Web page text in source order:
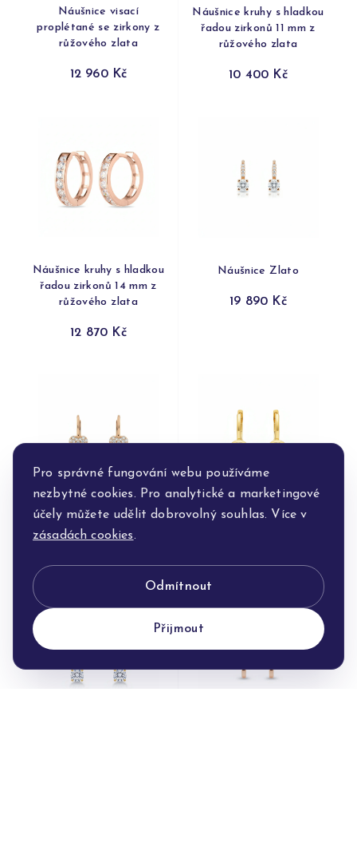
Pro správné fungování webu používáme
nezbytné cookies. Pro analytické a marketingové
účely můžete udělit dobrovolný souhlas. Více v
zásadách cookies.
Odmítnout
Přijmout
Náušnice visací
proplétané se zirkony z
růžového zlata
12 960 Kč
Náušnice kruhy s hladkou
řadou zirkonů 11 mm z
růžového zlata
10 400 Kč
Náušnice kruhy s hladkou
řadou zirkonů 14 mm z
růžového zlata
12 870 Kč
Náušnice Zlato
19 890 Kč
Náušnice Zlato